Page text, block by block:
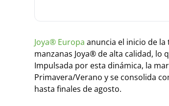
Joya® Europa anuncia el inicio de
manzanas Joya® de alta calidad,
Impulsada por esta dinámica, la
Primavera/Verano y se consolida
hasta finales de agosto.